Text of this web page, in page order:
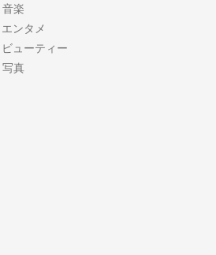
音楽
エンタメ
ビューティー
写真